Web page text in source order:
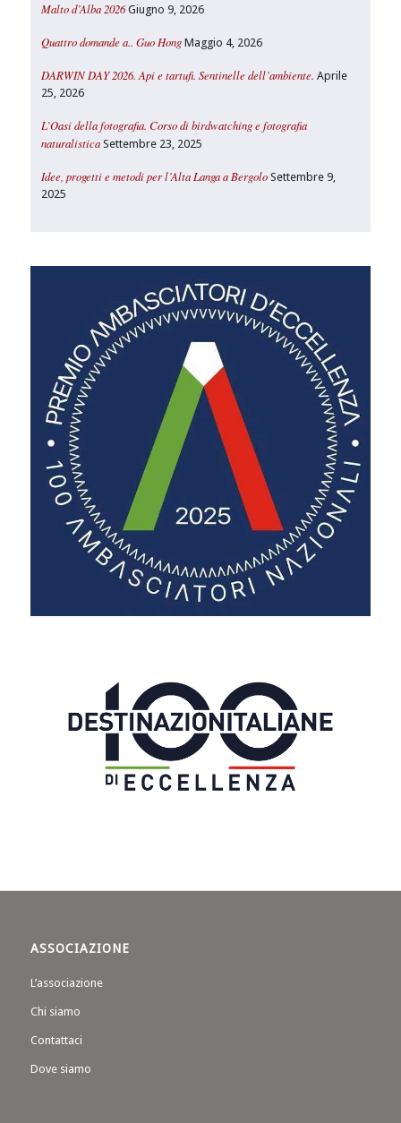
Malto d’Alba 2026 Giugno 9, 2026
Quattro domande a.. Guo Hong Maggio 4, 2026
DARWIN DAY 2026. Api e tartufi. Sentinelle dell’ambiente. Aprile
25, 2026
L’Oasi della fotografia. Corso di birdwatching e fotografia
naturalistica Settembre 23, 2025
Idee, progetti e metodi per l’Alta Langa a Bergolo Settembre 9,
2025
ASSOCIAZIONE
L’associazione
Chi siamo
Contattaci
Dove siamo